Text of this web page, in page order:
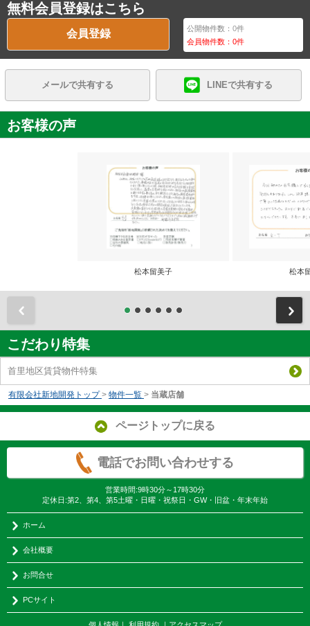
無料会員登録はこちら
会員登録 公開物件数：0件
会員物件数：0件
メールで共有する LINEで共有する
お客様の声
松本留美子 松本
こだわり特集
首里地区賃貸物件特集
有限会社新地開発トップ > 物件一覧 > 当蔵店舗
ページトップに戻る
電話でお問い合わせする
営業時間:9時30分～17時30分
定休日:第2、第4、第5土曜・日曜・祝祭日・GW・旧盆・年末年始
ホーム
会社概要
お問合せ
PCサイト